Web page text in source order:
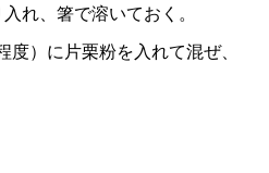
れ、箸で溶いておく。
度）に片栗粉を入れて混ぜ、